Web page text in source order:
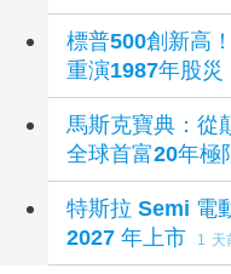
標普500創新高
重演1987年股災
馬斯克寶典：從
全球首富20年極
特斯拉 Semi 電
2027 年上市
1 天